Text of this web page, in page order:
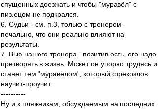
спущенных доезжать и чтобы "муравёл" с
пиз.ецом не подкрался.
6. Судьи - см. п.3, только с тренером -
печально, что они реально влияют на
результаты.
7. Вью нашего тренера - позитив есть, его надо
претворять в жизнь. Может он упорно трудясь и
станет тем "муравёлом", который стрекозлов
научит-проучит...
----------
Ну и к пляжникам, обсуждаемым на последних